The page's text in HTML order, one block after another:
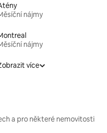
nájmy
nájmy
více
a pro některé nemovitosti